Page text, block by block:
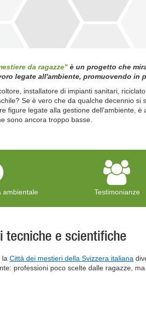
da ragazze" è un progetto che
legate all'ambiente, promuovendo in
installatore di impianti sanitari,
Se è vero che da qualche decennio
figure legate alla gestione dell’ambiente,
sono ancora troppo basse.
ambientale Testimonianze
tecniche e scientifiche
la Città dei mestieri della Svizzera italiana
professioni poco scelte dalle ragazze,